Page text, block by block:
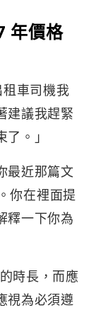
年價格
車司機我
建議我趕緊
。」
最近那篇文
你在裡面提
釋一下你為
時長，而應
視為必須遵